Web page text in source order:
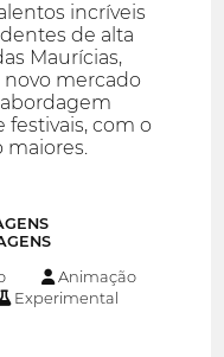
incríveis
de alta
Maurícias,
novo mercado
festivais, com o
maiores.
Animação
Experimental